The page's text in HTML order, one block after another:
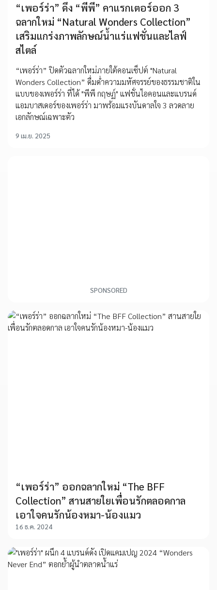
“เพอร์ร่า” ดึง “พีพี” คาแรกเตอร์ออก 3
ฉลากใหม่ “Natural Wonders Collection”
เสริมแกร่งภาพลักษณ์น้ำแร่แฟชั่นและไลฟ์
สไตล์
“เพอร์ร่า” ปิดตัวฉลากใหม่ภายใต้คอนเซ็ปต์ "Natural
Wonders Collection” ดื่มด่ำความมหัศจรรย์ของธรรมชาติใน
แบบของเพอร์ร่า ที่ได้ "พีพี กฤษฏ์" แฟชั่นไอคอนและแบรนด์
แอมบาสเดอร์ของเพอร์ร่า มาพร้อมแรงบันดาลใจ 3 ลวดลาย
เอกลักษณ์เฉพาะตัว
9 เม.ย. 2025
SPONSORED
“เพอร์ร่า” ออกฉลากใหม่ “The BFF
Collection” สานสายใยเพื่อนรักตลอดกาล
เอาใจคนรักน้องหมา-น้องแมว
16 ธ.ค. 2024